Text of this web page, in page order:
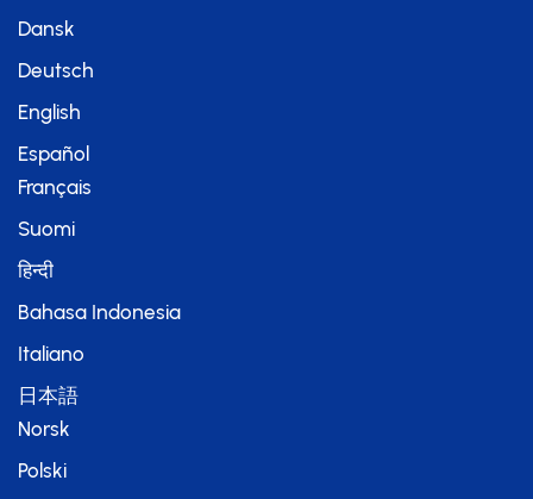
Dansk
Deutsch
English
Español
Français
Suomi
हिन्दी
Bahasa Indonesia
Italiano
日本語
Norsk
Polski